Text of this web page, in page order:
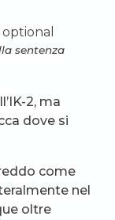
sentenza
2, ma
dove si
come
nel
oltre